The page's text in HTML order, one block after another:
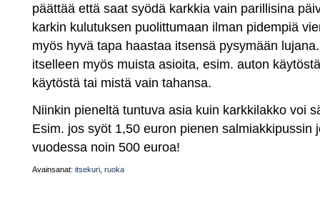
päättää että saat syödä karkkia vain parillisina
karkin kulutuksen puolittumaan ilman pidempiä
myös hyvä tapa haastaa itsensä pysymään
itselleen myös muista asioita, esim. auton
käytöstä tai mistä vain tahansa.
Niinkin pieneltä tuntuva asia kuin karkkilakko voi
Esim. jos syöt 1,50 euron pienen salmiakkipussin
vuodessa noin 500 euroa!
Avainsanat: itsekuri ruoka